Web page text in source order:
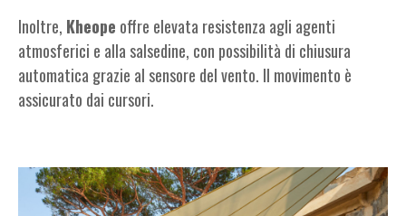
Inoltre, Kheope offre elevata resistenza agli agenti
atmosferici e alla salsedine, con possibilità di chiusura
automatica grazie al sensore del vento. Il movimento è
assicurato dai cursori.